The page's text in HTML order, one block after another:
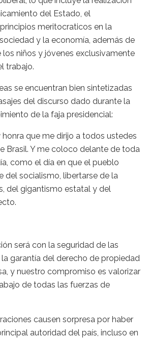
del Estado, el
meritocraticos en la
y la economía, además de
los niños y jóvenes exclusivamente
trabajo.
se encuentran bien sintetizadas
del discurso dado durante la
de la faja presidencial:
honra que me dirijo a todos ustedes
Brasil. Y me coloco delante de toda
como el día en que el pueblo
del socialismo, libertarse de la
del gigantismo estatal y del
será con la seguridad de las
garantía del derecho de propiedad
y nuestro compromiso es valorizar
de todas las fuerzas de
causen sorpresa por haber
autoridad del país, incluso en